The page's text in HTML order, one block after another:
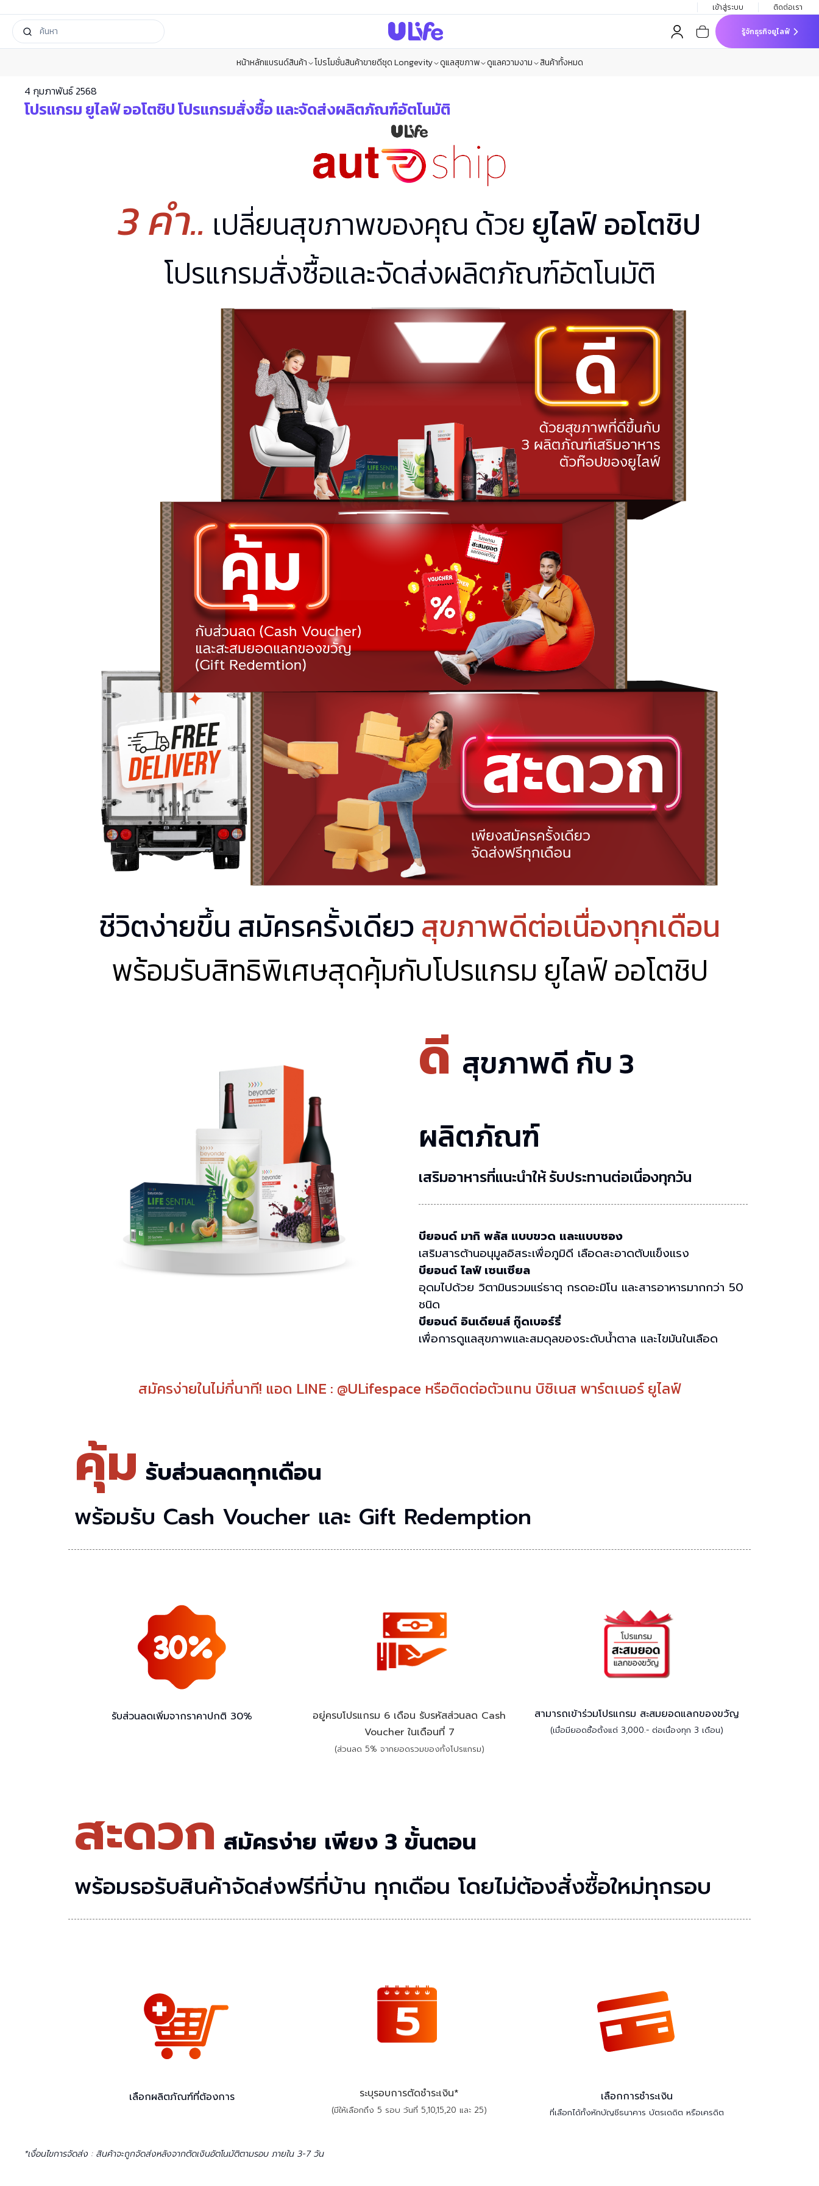
เข้าสู่ระบบ ติดต่อเรา
รู้จักธุรกิจยูไลฟ์
หน้าหลักแบรนด์สินค้า โปรโมชั่นสินค้าขายดีชุด Longevity ดูแลสุขภาพ ดูแลความงาม สินค้าทั้งหมด
4 กุมภาพันธ์ 2568
โปรแกรม ยูไลฟ์ ออโตชิป โปรแกรมสั่งซื้อ และจัดส่งผลิตภัณฑ์อัตโนมัติ
3 คำ.. เปลี่ยนสุขภาพของคุณ ด้วย ยูไลฟ์ ออโตชิป
โปรแกรมสั่งซื้อและจัดส่งผลิตภัณฑ์อัตโนมัติ
ชีวิตง่ายขึ้น สมัครครั้งเดียวสุขภาพดีต่อเนื่องทุกเดือน
พร้อมรับสิทธิพิเศษสุดคุ้มกับโปรแกรม ยูไลฟ์ ออโตชิป
ดี สุขภาพดี กับ 3
ผลิตภัณฑ์
เสริมอาหารที่แนะนำให้ รับประทานต่อเนื่องทุกวัน
บียอนด์ มากิ พลัส แบบขวด และแบบซอง
เสริมสารต้านอนุมูลอิสระเพื่อภูมิดี เลือดสะอาดตับแข็งแรง
บียอนด์ ไลฟ์ เซนเซียล
อุดมไปด้วย วิตามินรวมแร่ธาตุ กรดอะมิโน และสารอาหารมากกว่า 50
ชนิด
บียอนด์ อินเดียนส์ กู๊ดเบอร์รี่
เพื่อการดูแลสุขภาพและสมดุลของระดับน้ำตาล และไขมันในเลือด
สมัครง่ายในไม่กี่นาที! แอด LINE : @ULifespace หรือติดต่อตัวแทน บิซิเนส พาร์ตเนอร์ ยูไลฟ์
คุ้ม รับส่วนลดทุกเดือน
พร้อมรับ Cash Voucher และ Gift Redemption
รับส่วนลดเพิ่มจากราคาปกติ 30%
อยู่ครบโปรแกรม 6 เดือน รับรหัสส่วนลด Cash
Voucher ในเดือนที่ 7
(ส่วนลด 5% จากยอดรวมของทั้งโปรแกรม)
สามารถเข้าร่วมโปรแกรม สะสมยอดแลกของขวัญ
(เมื่อมียอดซื้อตั้งแต่ 3,000.- ต่อเนื่องทุก 3 เดือน)
สะดวก สมัครง่าย เพียง 3 ขั้นตอน
พร้อมรอรับสินค้าจัดส่งฟรีที่บ้าน ทุกเดือน โดยไม่ต้องสั่งซื้อใหม่ทุกรอบ
เลือกผลิตภัณฑ์ที่ต้องการ ระบุรอบการตัดชำระเงิน*
(มีให้เลือกถึง 5 รอบ วันที่ 5,10,15,20 และ 25)
เลือกการชำระเงิน
ที่เลือกได้ทั้งหักบัญชีธนาคาร บัตรเดดิต หรือเครดิต
*เงื่อนไขการจัดส่ง : สินค้าจะถูกจัดส่งหลังจากตัดเงินอัตโนมัติตามรอบ ภายใน 3-7 วัน